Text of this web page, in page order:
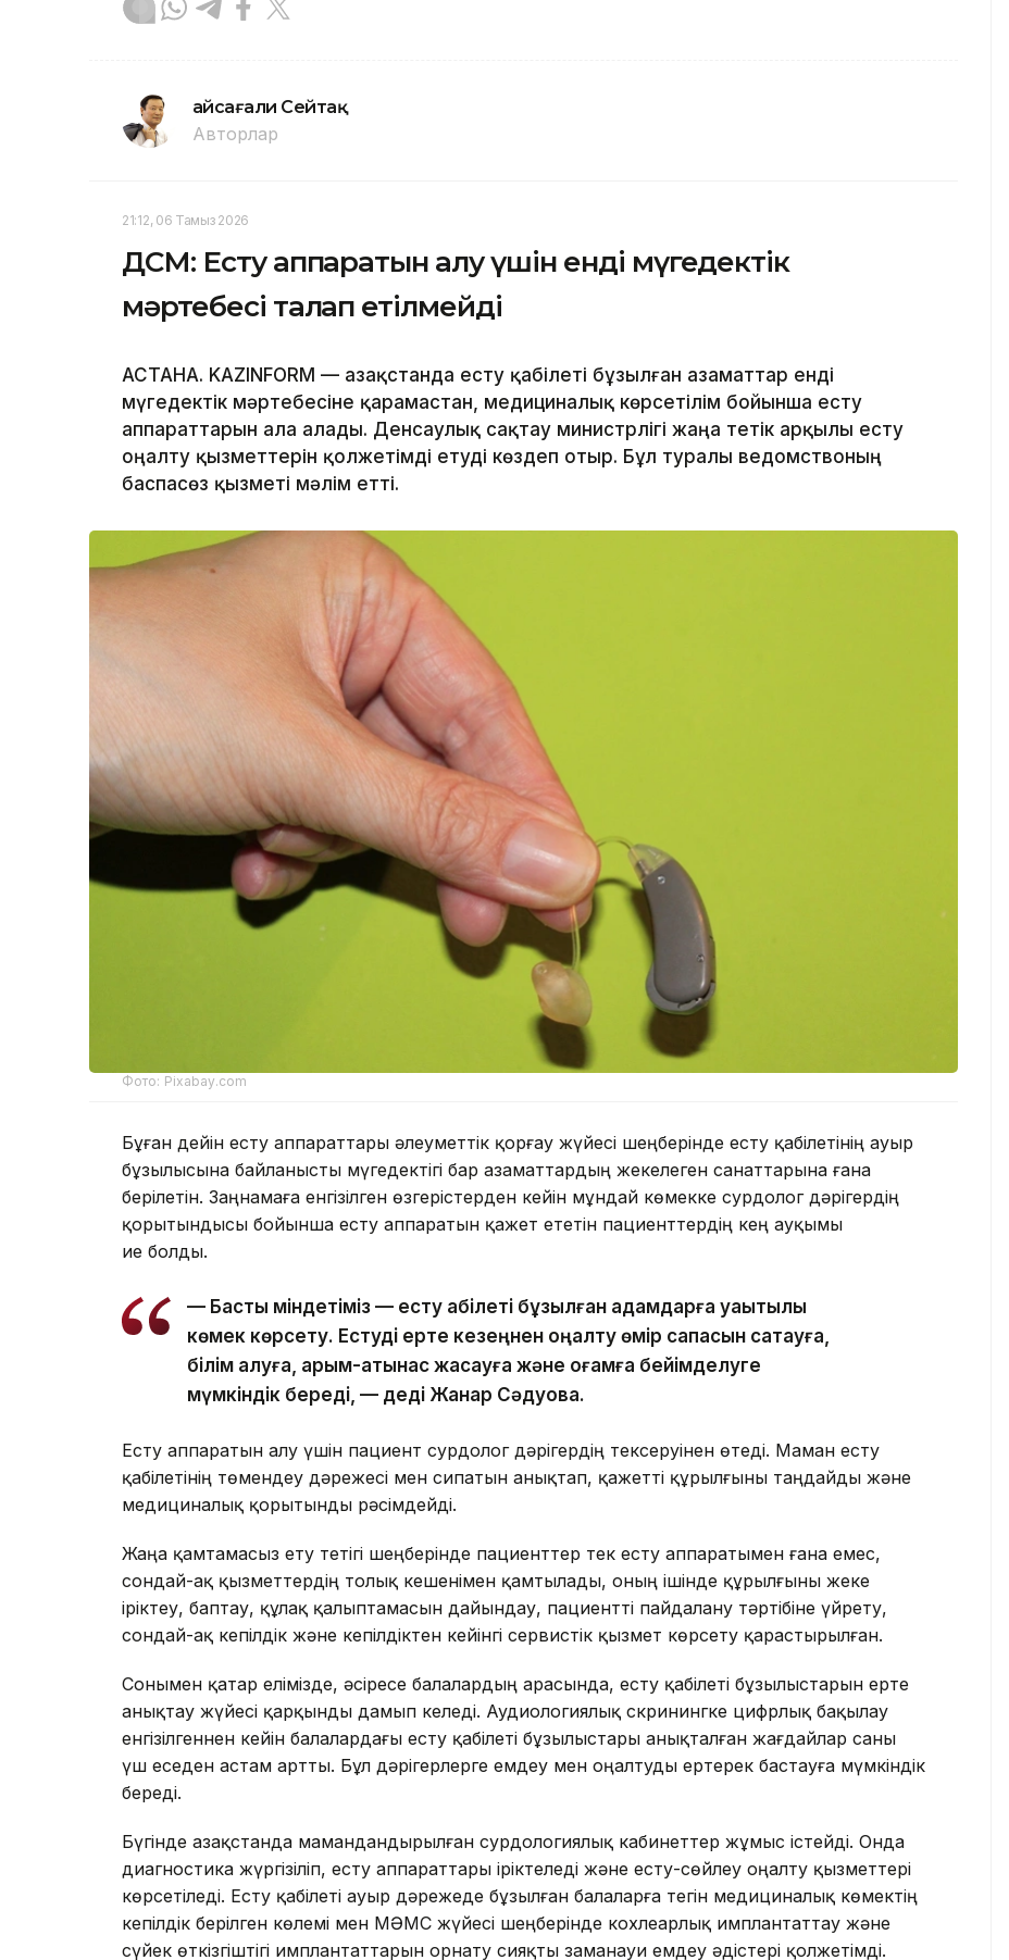
Ғайсағали Сейтақ
Авторлар
21:12, 06 Тамыз 2026
ДСМ: Есту аппаратын алу үшін енді мүгедектік
мәртебесі талап етілмейді
АСТАНА. KAZINFORM — Қазақстанда есту қабілеті бұзылған азаматтар енді
мүгедектік мәртебесіне қарамастан, медициналық көрсетілім бойынша есту
аппараттарын ала алады. Денсаулық сақтау министрлігі жаңа тетік арқылы есту
оңалту қызметтерін қолжетімді етуді көздеп отыр. Бұл туралы ведомствоның
баспасөз қызметі мәлім етті.
Фото: Pixabay.com
Бұған дейін есту аппараттары әлеуметтік қорғау жүйесі шеңберінде есту қабілетінің ауыр
бұзылысына байланысты мүгедектігі бар азаматтардың жекелеген санаттарына ғана
берілетін. Заңнамаға енгізілген өзгерістерден кейін мұндай көмекке сурдолог дәрігердің
қорытындысы бойынша есту аппаратын қажет ететін пациенттердің кең ауқымы
ие болды.
— Басты міндетіміз — есту қабілеті бұзылған адамдарға уақытылы
көмек көрсету. Естуді ерте кезеңнен оңалту өмір сапасын сақтауға,
білім алуға, қарым-қатынас жасауға және қоғамға бейімделуге
мүмкіндік береді, — деді Жанар Сәдуова.
Есту аппаратын алу үшін пациент сурдолог дәрігердің тексеруінен өтеді. Маман есту
қабілетінің төмендеу дәрежесі мен сипатын анықтап, қажетті құрылғыны таңдайды және
медициналық қорытынды рәсімдейді.
Жаңа қамтамасыз ету тетігі шеңберінде пациенттер тек есту аппаратымен ғана емес,
сондай-ақ қызметтердің толық кешенімен қамтылады, оның ішінде құрылғыны жеке
іріктеу, баптау, құлақ қалыптамасын дайындау, пациентті пайдалану тәртібіне үйрету,
сондай-ақ кепілдік және кепілдіктен кейінгі сервистік қызмет көрсету қарастырылған.
Сонымен қатар елімізде, әсіресе балалардың арасында, есту қабілеті бұзылыстарын ерте
анықтау жүйесі қарқынды дамып келеді. Аудиологиялық скринингке цифрлық бақылау
енгізілгеннен кейін балалардағы есту қабілеті бұзылыстары анықталған жағдайлар саны
үш еседен астам артты. Бұл дәрігерлерге емдеу мен оңалтуды ертерек бастауға мүмкіндік
береді.
Бүгінде Қазақстанда мамандандырылған сурдологиялық кабинеттер жұмыс істейді. Онда
диагностика жүргізіліп, есту аппараттары іріктеледі және есту-сөйлеу оңалту қызметтері
көрсетіледі. Есту қабілеті ауыр дәрежеде бұзылған балаларға тегін медициналық көмектің
кепілдік берілген көлемі мен МӘМС жүйесі шеңберінде кохлеарлық имплантаттау және
сүйек өткізгіштігі имплантаттарын орнату сияқты заманауи емдеу әдістері қолжетімді.